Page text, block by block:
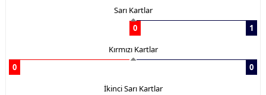
Sarı Kartlar
0
1
Kırmızı Kartlar
0
0
İkinci Sarı Kartlar